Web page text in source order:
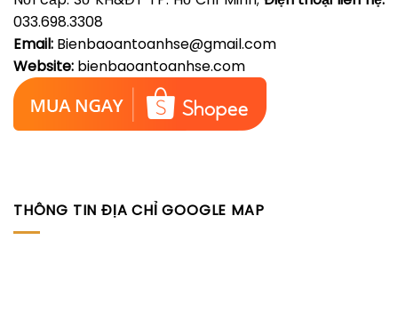
033.698.3308
Email: Bienbaoantoanhse@gmail.com
Website: bienbaoantoanhse.com
THÔNG TIN ĐỊA CHỈ GOOGLE MAP